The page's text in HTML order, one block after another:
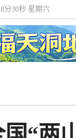
分31秒 星期六